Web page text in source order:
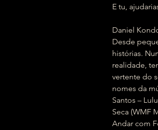
E tu,
Daniel
Desde
histórias.
realidade,
vertente do
nomes da
Santos –
Seca (WMF
Andar com